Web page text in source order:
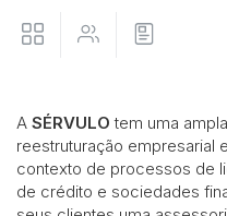
A SÉRVULO tem uma
reestruturação empresarial
contexto de processos de
de crédito e sociedades